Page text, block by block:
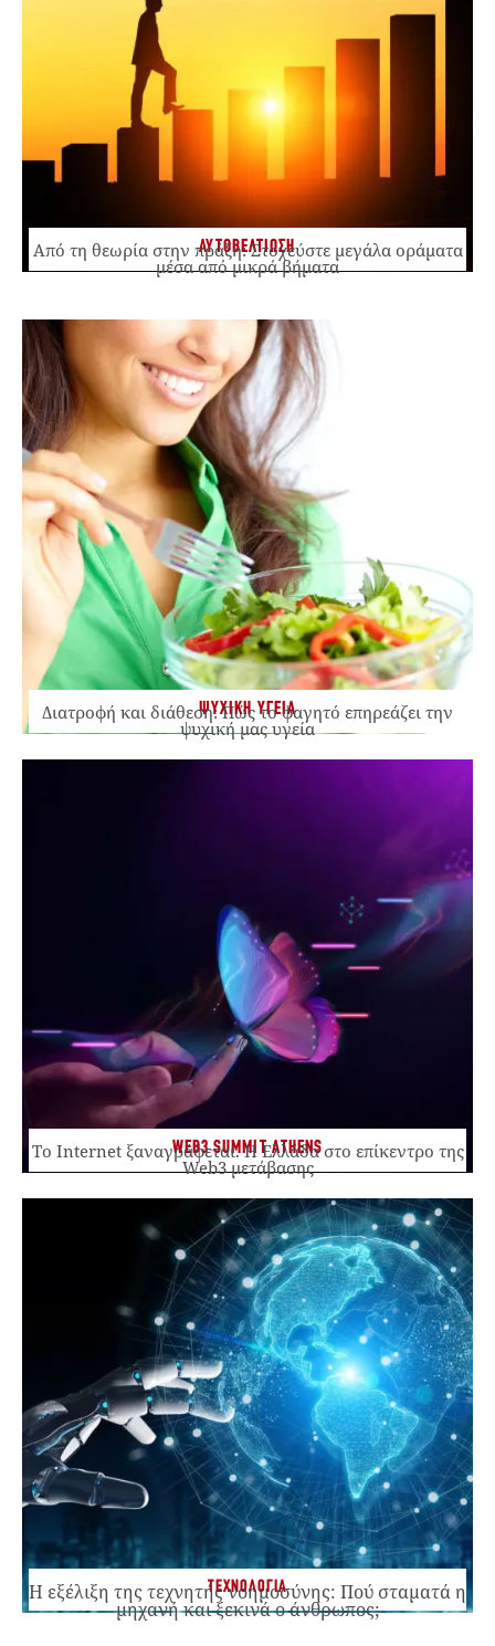
ΑΥΤΟΒΕΛΤΙΩΣΗ
Από τη θεωρία στην πράξη: Στοχεύστε μεγάλα οράματα
μέσα από μικρά βήματα
ΨΥΧΙΚΗ ΥΓΕΙΑ
Διατροφή και διάθεση: Πώς το φαγητό επηρεάζει την
ψυχική μας υγεία
WEB3 SUMMIT ATHENS
Το Internet ξαναγράφεται. Η Ελλάδα στο επίκεντρο της
Web3 μετάβασης
ΤΕΧΝΟΛΟΓΙΑ
Η εξέλιξη της τεχνητής νοημοσύνης: Πού σταματά η
μηχανή και ξεκινά ο άνθρωπος;